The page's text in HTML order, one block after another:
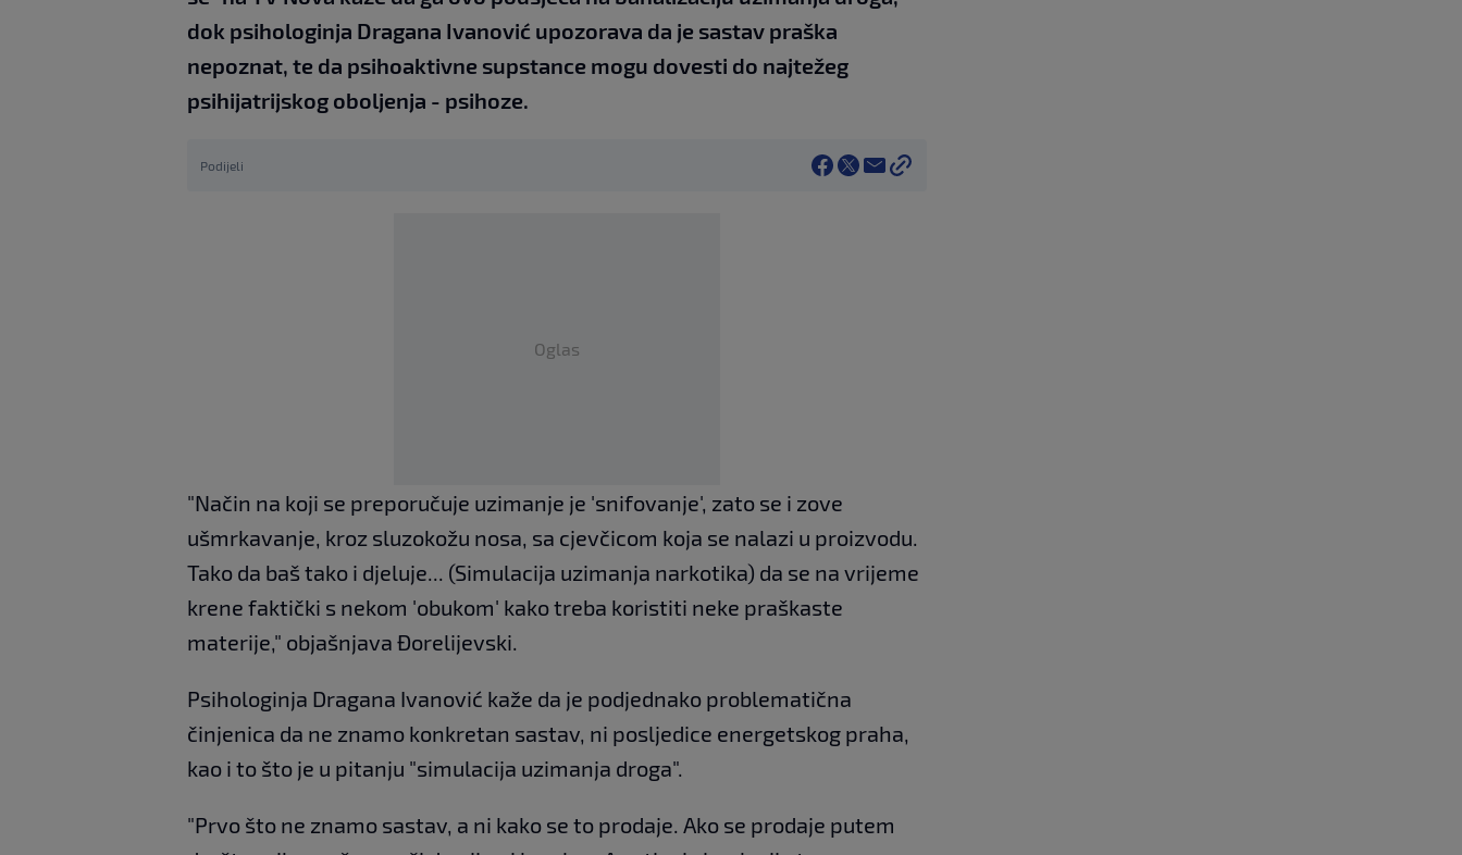
dok psihologinja Dragana Ivanović upozorava da je sastav praška
nepoznat, te da psihoaktivne supstance mogu dovesti do najtežeg
psihijatrijskog oboljenja - psihoze.
Podijeli
Oglas
"Način na koji se preporučuje uzimanje je 'snifovanje', zato se i zove
ušmrkavanje, kroz sluzokožu nosa, sa cjevčicom koja se nalazi u proizvodu.
Tako da baš tako i djeluje... (Simulacija uzimanja narkotika) da se na vrijeme
krene faktički s nekom 'obukom' kako treba koristiti neke praškaste
materije," objašnjava Đorelijevski.
Psihologinja Dragana Ivanović kaže da je podjednako problematična
činjenica da ne znamo konkretan sastav, ni posljedice energetskog praha,
kao i to što je u pitanju "simulacija uzimanja droga".
"Prvo što ne znamo sastav, a ni kako se to prodaje. Ako se prodaje putem